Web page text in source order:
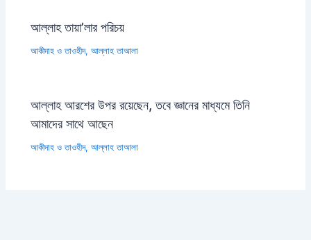
আল্লাহ তায়া’লার পরিচয়
আকীদাহ ও তাওহীদ,আল্লাহ তাআলা
আল্লাহ আরশের উপর রয়েছেন, তবে জ্ঞানের মাধ্যমে তিনি
আমাদের সাথে আছেন
আকীদাহ ও তাওহীদ,আল্লাহ তাআলা